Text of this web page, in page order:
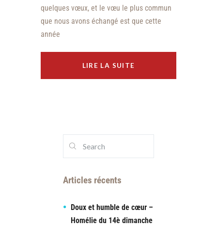
quelques vœux, et le vœu le plus commun
que nous avons échangé est que cette
année
LIRE LA SUITE
Articles récents
Doux et humble de cœur –
Homélie du 14è dimanche